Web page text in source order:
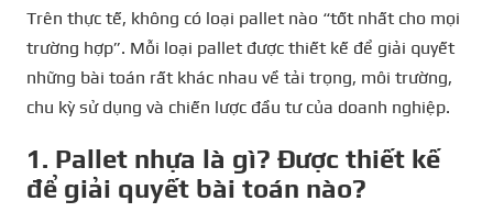
Trên thực tế, không có loại pallet nào “tốt nhất cho mọi
trường hợp”. Mỗi loại pallet được thiết kế để giải quyết
những bài toán rất khác nhau về tải trọng, môi trường,
chu kỳ sử dụng và chiến lược đầu tư của doanh nghiệp.
1. Pallet nhựa là gì? Được thiết kế
để giải quyết bài toán nào?